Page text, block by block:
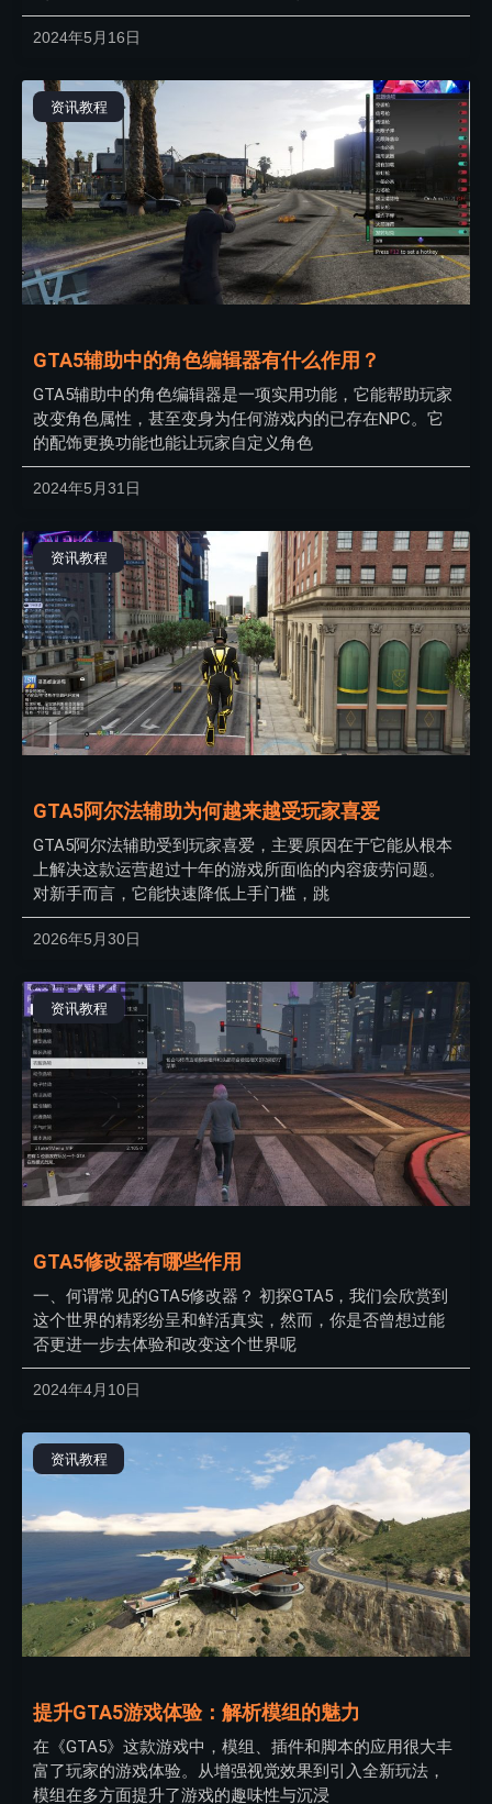
2024年5月16日
资讯教程
GTA5辅助中的角色编辑器有什么作用？
GTA5辅助中的角色编辑器是一项实用功能，它能帮助玩家
改变角色属性，甚至变身为任何游戏内的已存在NPC。它
的配饰更换功能也能让玩家自定义角色
2024年5月31日
资讯教程
GTA5阿尔法辅助为何越来越受玩家喜爱
GTA5阿尔法辅助受到玩家喜爱，主要原因在于它能从根本
上解决这款运营超过十年的游戏所面临的内容疲劳问题。
对新手而言，它能快速降低上手门槛，跳
2026年5月30日
资讯教程
GTA5修改器有哪些作用
一、何谓常见的GTA5修改器？ 初探GTA5，我们会欣赏到
这个世界的精彩纷呈和鲜活真实，然而，你是否曾想过能
否更进一步去体验和改变这个世界呢
2024年4月10日
资讯教程
提升GTA5游戏体验：解析模组的魅力
在《GTA5》这款游戏中，模组、插件和脚本的应用很大丰
富了玩家的游戏体验。从增强视觉效果到引入全新玩法，
模组在多方面提升了游戏的趣味性与沉浸